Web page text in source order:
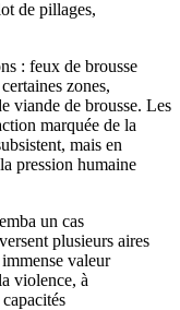
de pillages,
: feux de brousse
zones,
viande de brousse. Les
marquée de la
mais en
pression humaine
un cas
plusieurs aires
valeur
violence, à